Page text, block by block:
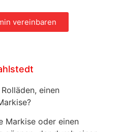
vereinbaren
einen
Markise oder einen